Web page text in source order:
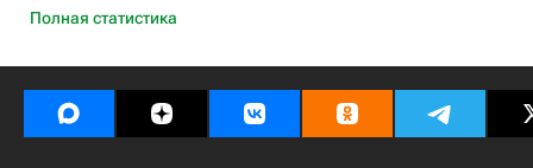
Полная статистика